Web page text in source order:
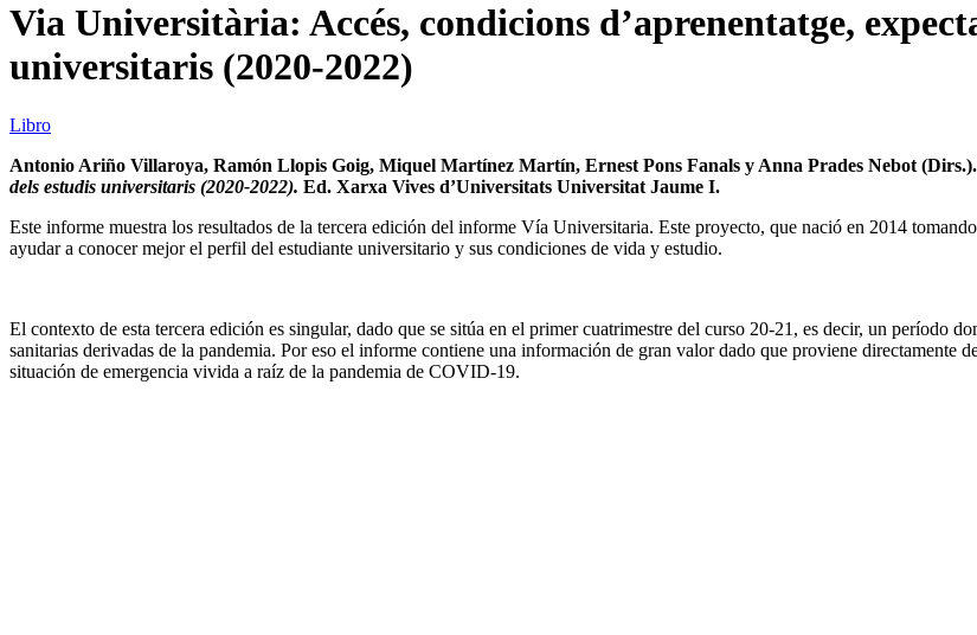
Via Universitària: Accés, condicions d’aprenentatge,
universitaris (2020-2022)
Libro
Antonio Ariño Villaroya, Ramón Llopis Goig, Miquel Martínez Martín, Ernest Pons Fanals y Anna Prades Nebot (Dirs.).
dels estudis universitaris (2020-2022). Ed. Xarxa Vives d’Universitats Universitat Jaume I.
Este informe muestra los resultados de la tercera edición del informe Vía Universitaria. Este proyecto, que nació en 2014
ayudar a conocer mejor el perfil del estudiante universitario y sus condiciones de vida y estudio.
El contexto de esta tercera edición es singular, dado que se sitúa en el primer cuatrimestre del curso 20-21, es decir, un período
sanitarias derivadas de la pandemia. Por eso el informe contiene una información de gran valor dado que proviene directamente
situación de emergencia vivida a raíz de la pandemia de COVID-19.